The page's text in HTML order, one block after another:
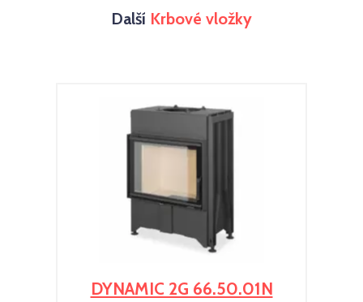
Další Krbové vložky
DYNAMIC 2G 66.50.01N